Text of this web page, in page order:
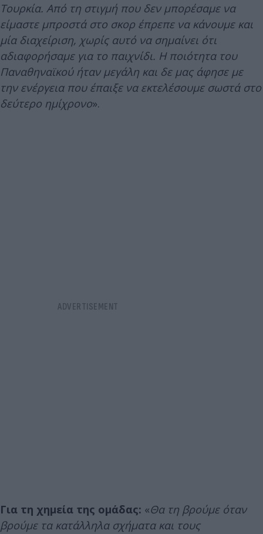
Τουρκία. Από τη στιγμή που δεν μπορέσαμε να
είμαστε μπροστά στο σκορ έπρεπε να κάνουμε και
μία διαχείριση, χωρίς αυτό να σημαίνει ότι
αδιαφορήσαμε για το παιχνίδι. Η ποιότητα του
Παναθηναϊκού ήταν μεγάλη και δε μας άφησε με
την ενέργεια που έπαιξε να εκτελέσουμε σωστά στο
δεύτερο ημίχρονο».
Για τη χημεία της ομάδας: «Θα τη βρούμε όταν
βρούμε τα κατάλληλα σχήματα και τους